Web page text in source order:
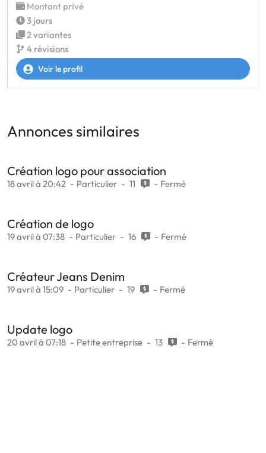
Montant privé
3 jours
2 variantes
4 révisions
Voir le profil
Annonces similaires
Création logo pour association
18 avril à 20:42 Particulier 11 Fermé
Création de logo
19 avril à 07:38 Particulier 16 Fermé
Créateur Jeans Denim
19 avril à 15:09 Particulier 19 Fermé
Update logo
20 avril à 07:18 Petite entreprise 13 Fermé